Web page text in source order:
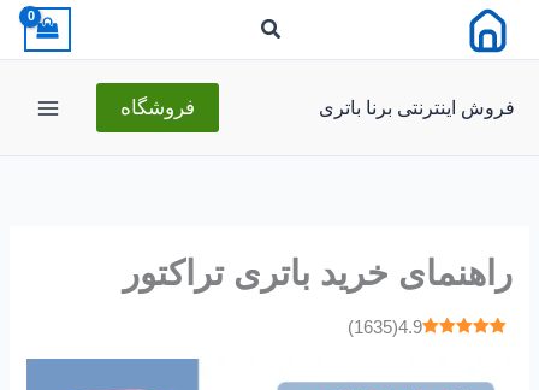
فروش اینترنتی برنا باتری فروشگاه
راهنمای خرید باتری تراکتور
4.9
(
1635
)